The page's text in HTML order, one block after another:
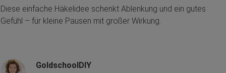
Diese einfache Häkelidee schenkt Ablenkung und ein gutes
Gefühl – für kleine Pausen mit großer Wirkung.
GoldschoolDIY